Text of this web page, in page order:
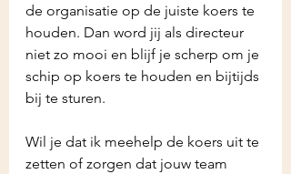
de organisatie op de juiste koers te
houden. Dan word jij als directeur
niet zo mooi en blijf je scherp om je
schip op koers te houden en bijtijds
bij te sturen.
Wil je dat ik meehelp de koers uit te
zetten of zorgen dat jouw team